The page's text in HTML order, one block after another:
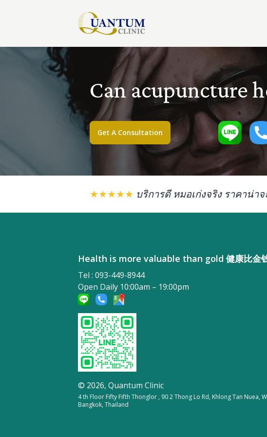
Can acupuncture
Get A Consultation
★★★★★ บริการดี หมอเก่งจริง ราคาน่
Health is more valuable than gold 健康比金
Tel : 093-449-8944
Open Daily 10:00am – 19:00pm
© 2026, Quantum Clinic
4 th Floor Fifty Fifth Thonglor , 90 2 Thong Lo Rd, Khlong Tan Nuea,
Bangkok, Thailand